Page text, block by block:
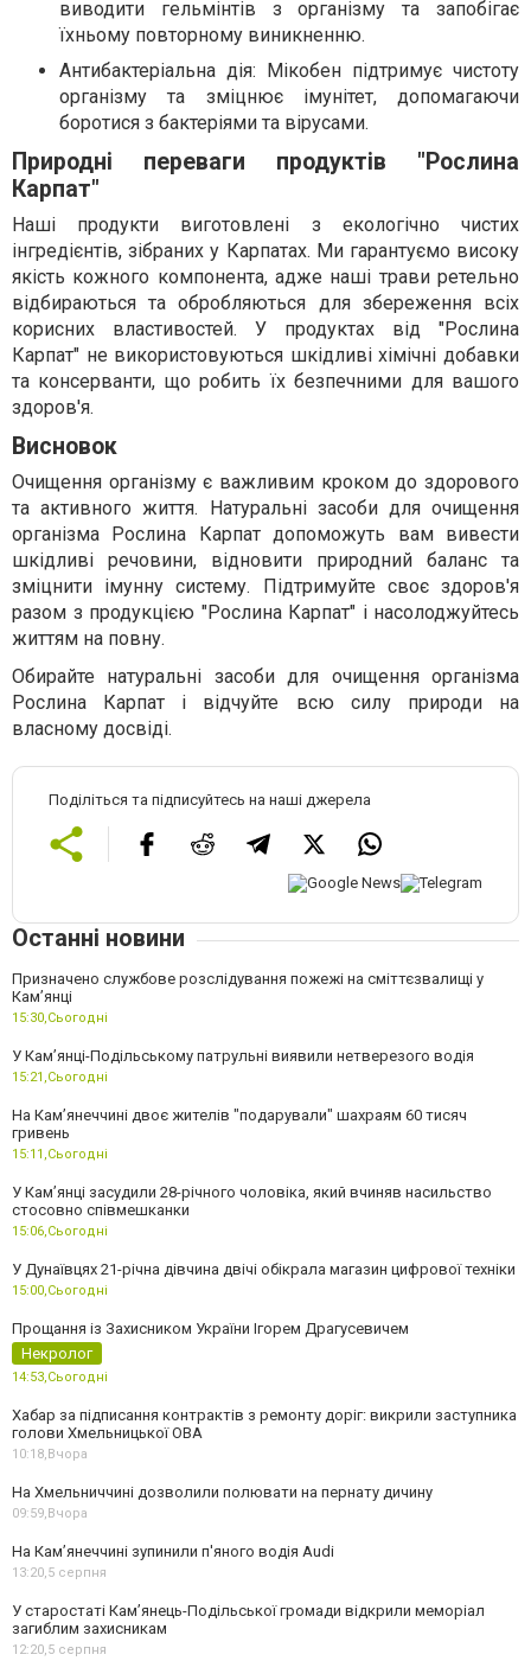
виводити гельмінтів з організму та запобігає
їхньому повторному виникненню.
Антибактеріальна дія: Мікобен підтримує чистоту
організму та зміцнює імунітет, допомагаючи
боротися з бактеріями та вірусами.
Природні переваги продуктів "Рослина
Карпат"
Наші продукти виготовлені з екологічно чистих
інгредієнтів, зібраних у Карпатах. Ми гарантуємо високу
якість кожного компонента, адже наші трави ретельно
відбираються та обробляються для збереження всіх
корисних властивостей. У продуктах від "Рослина
Карпат" не використовуються шкідливі хімічні добавки
та консерванти, що робить їх безпечними для вашого
здоров'я.
Висновок
Очищення організму є важливим кроком до здорового
та активного життя. Натуральні засоби для очищення
організма Рослина Карпат допоможуть вам вивести
шкідливі речовини, відновити природний баланс та
зміцнити імунну систему. Підтримуйте своє здоров'я
разом з продукцією "Рослина Карпат" і насолоджуйтесь
життям на повну.
Обирайте натуральні засоби для очищення організма
Рослина Карпат і відчуйте всю силу природи на
власному досвіді.
Поділіться та підписуйтесь на наші джерела
Останні новини
Призначено службове розслідування пожежі на сміттєзвалищі у
Кам’янці
15:30,Сьогодні
У Кам’янці-Подільському патрульні виявили нетверезого водія
15:21,Сьогодні
На Камʼянеччині двоє жителів "подарували" шахраям 60 тисяч
гривень
15:11,Сьогодні
У Камʼянці засудили 28-річного чоловіка, який вчиняв насильство
стосовно співмешканки
15:06,Сьогодні
У Дунаївцях 21-річна дівчина двічі обікрала магазин цифрової техніки
15:00,Сьогодні
Прощання із Захисником України Ігорем Драгусевичем
Некролог
14:53,Сьогодні
Хабар за підписання контрактів з ремонту доріг: викрили заступника
голови Хмельницької ОВА
10:18, Вчора
На Хмельниччині дозволили полювати на пернату дичину
09:59, Вчора
На Камʼянеччині зупинили п'яного водія Audi
13:20,5 серпня
У старостаті Кам’янець-Подільської громади відкрили меморіал
загиблим захисникам
12:20,5 серпня